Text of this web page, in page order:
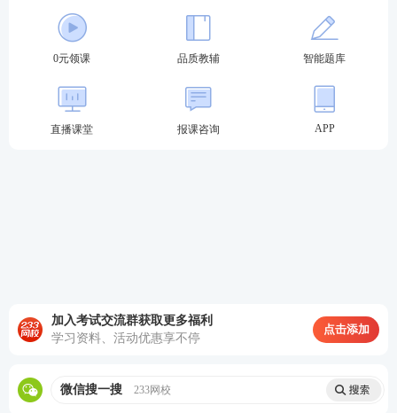
临考抱佛脚！如何快速记重点？
60s考点速记神器，提炼核心知识点
，图表结合，利用
时间的紧迫和记忆特点让考生短时间内快速记忆！60
秒一个知识点，即使是上班族也可以利用上下班的通
重磅推荐：
0元领课 品质教辅 智能题库
直播课堂 报课咨询 APP
加入考试交流群获取更多福利
学习资料、活动优惠享不停
点击添加
微信搜一搜 233网校